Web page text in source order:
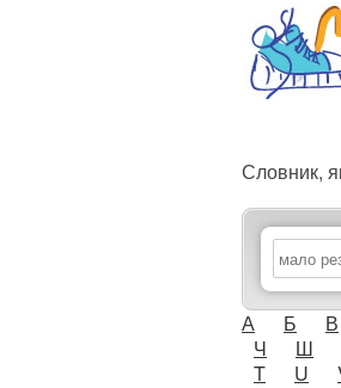
Словник,
А Б В
Ч
Ш
T
U